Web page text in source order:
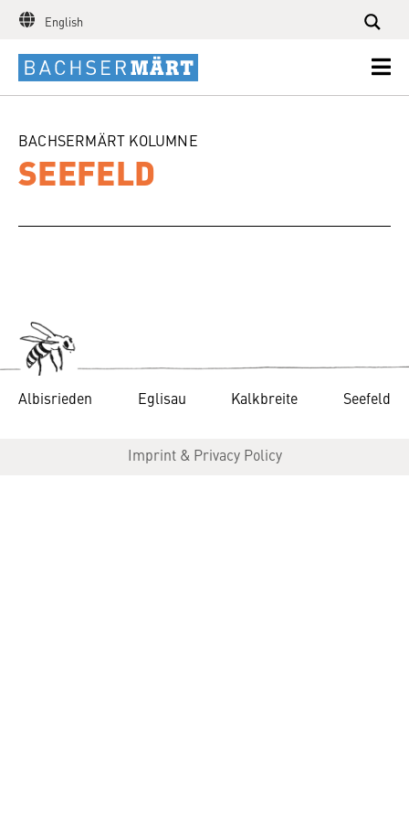
English
BACHSERMÄRT KOLUMNE
SEEFELD
Albisrieden Eglisau Kalkbreite Seefeld
Imprint & Privacy Policy